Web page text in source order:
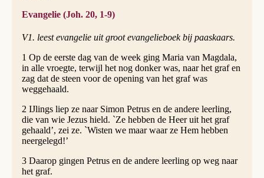
Evangelie (Joh. 20, 1-9)
V1. leest evangelie uit groot evangelieboek bij paaskaars.
1 Op de eerste dag van de week ging Maria van Magdala,
in alle vroegte, terwijl het nog donker was, naar het graf en
zag dat de steen voor de opening van het graf was
weggehaald.
2 IJlings liep ze naar Simon Petrus en de andere leerling,
die van wie Jezus hield. `Ze hebben de Heer uit het graf
gehaald’, zei ze. `Wisten we maar waar ze Hem hebben
neergelegd!’
3 Daarop gingen Petrus en de andere leerling op weg naar
het graf.